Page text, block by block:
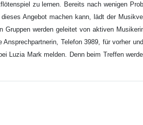
zu lernen. Bereits nach wenigen
Angebot machen kann, lädt der
werden geleitet von aktiven
Telefon 3989, für vorher
Mark melden. Denn beim Treffen